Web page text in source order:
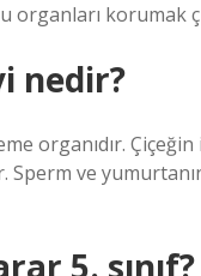
organları
nedir?
organıdır.
Sperm ve
5. sınıf?